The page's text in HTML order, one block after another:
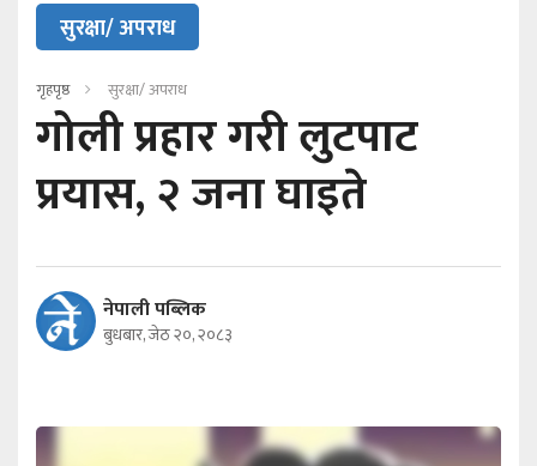
सुरक्षा/ अपराध
गृहपृष्ठ सुरक्षा/ अपराध
गोली प्रहार गरी लुटपाट
प्रयास, २ जना घाइते
नेपाली पब्लिक
बुधबार, जेठ २०, २०८३